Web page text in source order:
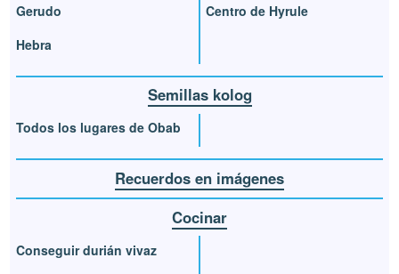
Gerudo
Hebra
Centro de Hyrule
Semillas kolog
Todos los lugares de Obab
Recuerdos en imágenes
Cocinar
Conseguir durián vivaz